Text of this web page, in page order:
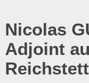
Nicolas
Adjoint
Reichstett